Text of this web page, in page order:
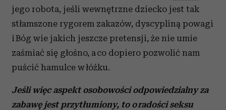
jego robota, jeśli wewnętrzne dziecko jest tak
stłamszone rygorem zakazów, dyscypliną powagi
i Bóg wie jakich jeszcze pretensji, że nie umie
zaśmiać się głośno, a co dopiero pozwolić nam
puścić hamulce w łóżku.
Jeśli więcaspekt osobowości odpowiedzialny za
zabawę jest przytłumiony, to o radości seksu